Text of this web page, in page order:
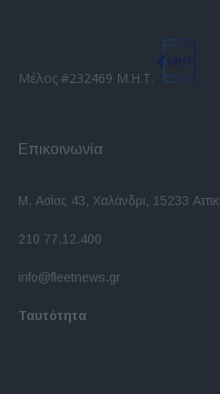
Μέλος #232469 Μ.Η.Τ.
Επικοινωνία
Μ. Ασίας 43, Χαλάνδρι, 15233
210 77.12.400
info@fleetnews.gr
Ταυτότητα